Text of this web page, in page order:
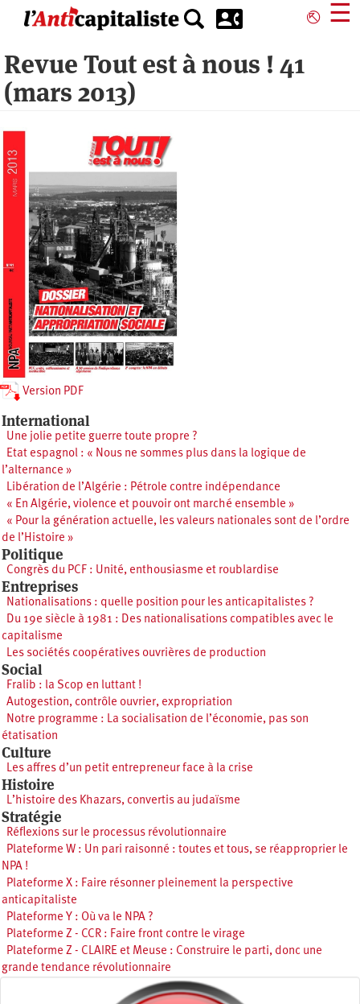
principal
⎋ ☰
Revue Tout est à nous ! 41
(mars 2013)
Version PDF
International
Une jolie petite guerre toute propre ?
Etat espagnol : « Nous ne sommes plus dans la logique de
l’alternance »
Libération de l’Algérie : Pétrole contre indépendance
« En Algérie, violence et pouvoir ont marché ensemble »
« Pour la génération actuelle, les valeurs nationales sont de l’ordre
de l’Histoire »
Politique
Congrès du PCF : Unité, enthousiasme et roublardise
Entreprises
Nationalisations : quelle position pour les anticapitalistes ?
Du 19e siècle à 1981 : Des nationalisations compatibles avec le
capitalisme
Les sociétés coopératives ouvrières de production
Social
Fralib : la Scop en luttant !
Autogestion, contrôle ouvrier, expropriation
Notre programme : La socialisation de l’économie, pas son
étatisation
Culture
Les affres d’un petit entrepreneur face à la crise
Histoire
L’histoire des Khazars, convertis au judaïsme
Stratégie
Réflexions sur le processus révolutionnaire
Plateforme W : Un pari raisonné : toutes et tous, se réapproprier le
NPA !
Plateforme X : Faire résonner pleinement la perspective
anticapitaliste
Plateforme Y : Où va le NPA ?
Plateforme Z - CCR : Faire front contre le virage
Plateforme Z - CLAIRE et Meuse : Construire le parti, donc une
grande tendance révolutionnaire